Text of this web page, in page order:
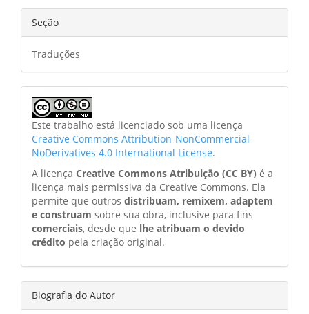
Seção
Traduções
Este trabalho está licenciado sob uma licença
Creative Commons Attribution-NonCommercial-
NoDerivatives 4.0 International License.
A licença Creative Commons Atribuição (CC BY) é a
licença mais permissiva da Creative Commons. Ela
permite que outros distribuam, remixem, adaptem
e construam sobre sua obra, inclusive para fins
comerciais, desde que lhe atribuam o devido
crédito pela criação original.
Biografia do Autor